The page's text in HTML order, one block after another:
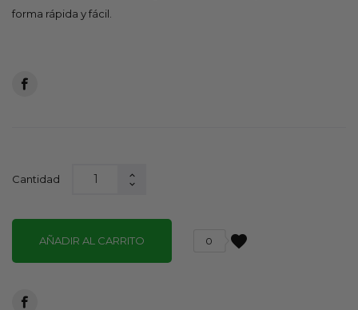
forma rápida y fácil.
Cantidad
AÑADIR AL CARRITO favorite
0